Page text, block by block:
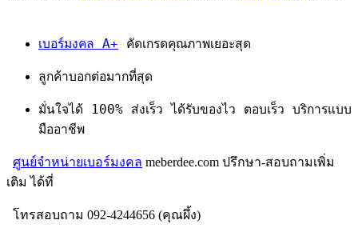
เบอร์มงคล A+ คัดเกรดคุณภาพเยอะสุด
ลูกค้าบอกต่อมากที่สุด
มั่นใจได้ 100% ส่งเร็ว ได้รับของไว ตอบเร็ว บริการแบบ
มืออาชีพ
ศูนย์จำหน่ายเบอร์มงคล meberdee.com ปรึกษา-สอบถามเพิ่ม
เติม ได้ที่
โทรสอบถาม 092-4244656 (คุณผึ้ง)